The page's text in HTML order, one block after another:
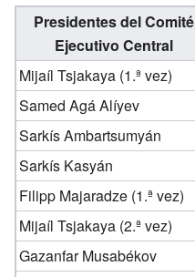
Presidentes del Comité
Ejecutivo Central
Mijaíl Tsjakaya (1.ª vez)
Samed Agá Alíyev
Sarkís Ambartsumyán
Sarkís Kasyán
Filipp Majaradze (1.ª vez)
Mijaíl Tsjakaya (2.ª vez)
Gazanfar Musabékov